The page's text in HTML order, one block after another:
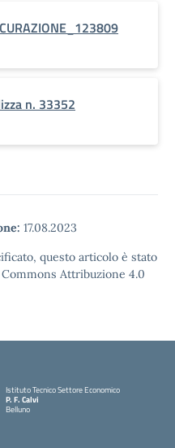
n. 33352
17.08.2023
questo articolo è stato
Attribuzione 4.0
Istituto Tecnico Settore Economico
P. F. Calvi
Belluno